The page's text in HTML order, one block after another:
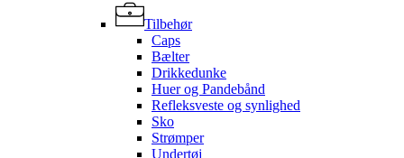
Tilbehør
Caps
Bælter
Drikkedunke
Huer og Pandebånd
Refleksveste og synlighed
Sko
Strømper
Undertøj